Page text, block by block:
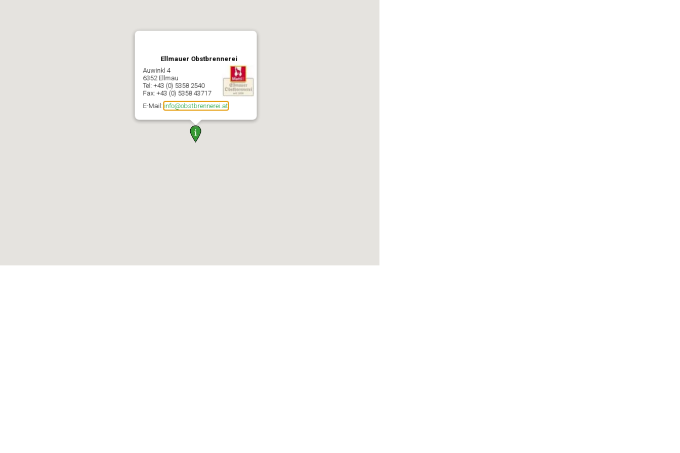
Ellmauer Obstbrennerei
Auwinkl 4
6352 Ellmau
Tel: +43 (0) 5358 2540
Fax: +43 (0) 5358 43717
E-Mail: info@obstbrennerei.at